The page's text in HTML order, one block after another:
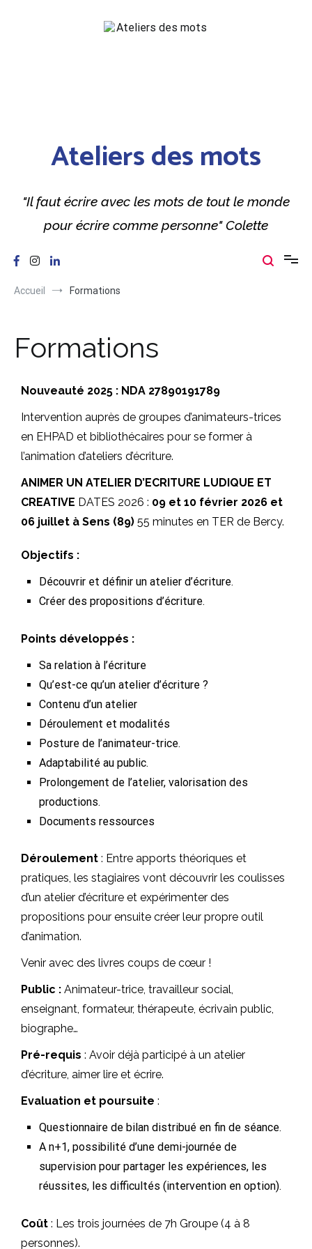
Ateliers des mots
"Il faut écrire avec les mots de tout le monde
pour écrire comme personne" Colette
Accueil Formations
Formations
Nouveauté 2025 : NDA 27890191789
Intervention auprès de groupes d’animateurs-trices
en EHPAD et bibliothécaires pour se former à
l’animation d’ateliers d’écriture.
ANIMER UN ATELIER D’ECRITURE LUDIQUE ET
CREATIVE DATES 2026 : 09 et 10 février 2026 et
06 juillet à Sens (89) 55 minutes en TER de Bercy.
Objectifs :
Découvrir et définir un atelier d’écriture.
Créer des propositions d’écriture.
Points développés :
Sa relation à l’écriture
Qu’est-ce qu’un atelier d’écriture ?
Contenu d’un atelier
Déroulement et modalités
Posture de l’animateur-trice.
Adaptabilité au public.
Prolongement de l’atelier, valorisation des
productions.
Documents ressources
Déroulement : Entre apports théoriques et
pratiques, les stagiaires vont découvrir les coulisses
d’un atelier d’écriture et expérimenter des
propositions pour ensuite créer leur propre outil
d’animation.
Venir avec des livres coups de cœur !
Public : Animateur-trice, travailleur social,
enseignant, formateur, thérapeute, écrivain public,
biographe…
Pré-requis : Avoir déjà participé à un atelier
d’écriture, aimer lire et écrire.
Evaluation et poursuite :
Questionnaire de bilan distribué en fin de séance.
A n+1, possibilité d’une demi-journée de
supervision pour partager les expériences, les
réussites, les difficultés (intervention en option).
Coût : Les trois journées de 7h Groupe (4 à 8
personnes).